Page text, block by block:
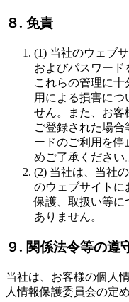
８. 免責
(1) 当社のウェブ
およびパスワード
これらの管理に
用による損害につ
せん。また、お客
ご登録された場
ードのご利用を停
めご了承ください
(2) 当社は、当社
のウェブサイトに
保護、取扱い等に
ありません。
９. 関係法令等の遵
当社は、お客様の個人
人情報保護委員会の定